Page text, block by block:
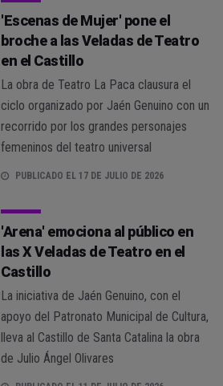
'Escenas de Mujer' pone el
broche a las Veladas de Teatro
en el Castillo
La obra de Teatro La Paca clausura el
ciclo organizado por Jaén Genuino con un
recorrido por los grandes personajes
femeninos del teatro universal
PUBLICADO EL 17 DE JULIO DE 2026
'Arena' emociona al público en
las X Veladas de Teatro en el
Castillo
La iniciativa de Jaén Genuino, con el
apoyo del Patronato Municipal de Cultura,
lleva al Castillo de Santa Catalina la obra
de Julio Ángel Olivares